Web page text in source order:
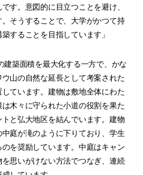
す。意図的に目立つことを避け、
そうすることで、大学がかつて持
することを目指しています」
築面積を最大化する一方で、かな
山の自然な延長として考案された
ています。建物は敷地全体にわた
木々に守られた小道の役割を果た
と弘大地区を結んでいます。建物
庭が滝のように下りており、学生
を奨励しています。中庭はキャン
思いがけない方法でつなぎ、連続